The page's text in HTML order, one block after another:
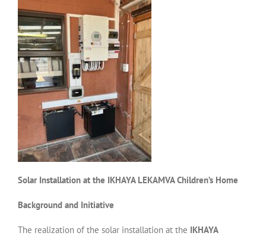
Solar Installation at the IKHAYA LEKAMVA Children’s Home
Background and Initiative
The realization of the solar installation at the IKHAYA